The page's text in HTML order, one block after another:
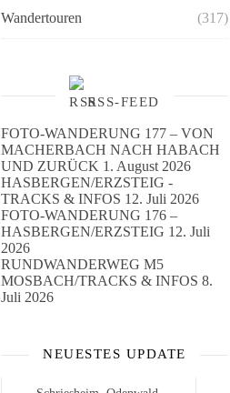
Wandertouren (317)
RSS-FEED
FOTO-WANDERUNG 177 – VON
MACHERBACH NACH HABACH
UND ZURÜCK 1. August 2026
HASBERGEN/ERZSTEIG -
TRACKS & INFOS 12. Juli 2026
FOTO-WANDERUNG 176 –
HASBERGEN/ERZSTEIG 12. Juli
2026
RUNDWANDERWEG M5
MOSBACH/TRACKS & INFOS 8.
Juli 2026
NEUESTES UPDATE